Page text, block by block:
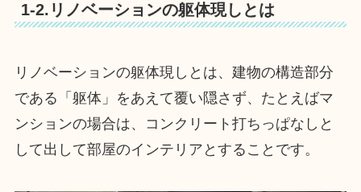
1-2.リノベーションの躯体現しとは
リノベーションの躯体現しとは、建物の構造部分
である「躯体」をあえて覆い隠さず、たとえばマ
ンションの場合は、コンクリート打ちっぱなしと
して出して部屋のインテリアとすることです。